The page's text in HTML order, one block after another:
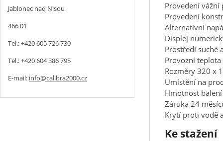
Provedení vážní
Provedení
Alternativní
Displej
Prostředí suché
Provozní teplota
Rozměry 320 x
Umístění na
Hmotnost
Záruka 24
Krytí proti vodě
Ke stažení
Jablonec nad Nisou
466 01
Tel.: +420 605 726 730
Tel.: +420 604 386 795
E-mail: info@calibra2000.cz